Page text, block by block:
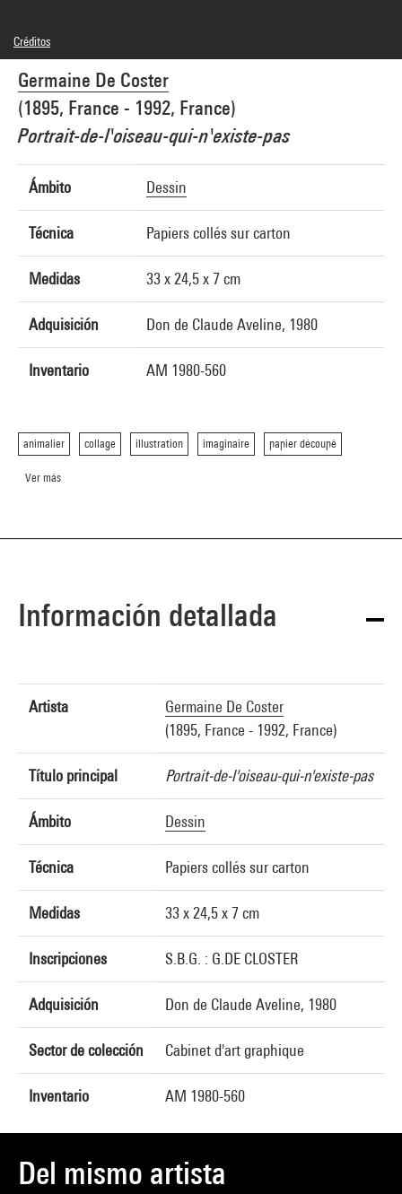
Germaine De Coster
(1895, France - 1992, France)
Portrait-de-l'oiseau-qui-n'existe-pas
Ámbito Dessin
Técnica Papiers collés sur carton
Medidas 33 x 24,5 x 7 cm
Adquisición Don de Claude Aveline, 1980
Inventario AM 1980-560
animalier collage illustration imaginaire papier découpé
Ver más
Créditos
© Adagp, Paris
Créditos fotográficos : Centre Pompidou, MNAM-CCI/Georges Meguerditchian/Dist.
GrandPalaisRmn
Referencia de la imagen : 4N63494
Difusión de la imagen :GrandPalaisRmnPhoto
Información detallada
Artista
Germaine De Coster
(1895, France - 1992, France)
Título principal Portrait-de-l'oiseau-qui-n'existe-pas
Ámbito Dessin
Técnica Papiers collés sur carton
Medidas 33 x 24,5 x 7 cm
Inscripciones S.B.G. : G.DE CLOSTER
Adquisición Don de Claude Aveline, 1980
Sector de colección Cabinet d'art graphique
Inventario AM 1980-560
Del mismo artista